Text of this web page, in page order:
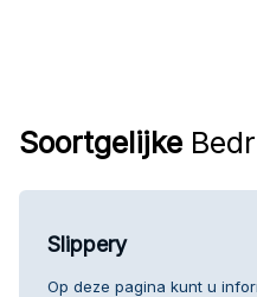
Soortgelijke
Slippery
Op deze pagina kunt u